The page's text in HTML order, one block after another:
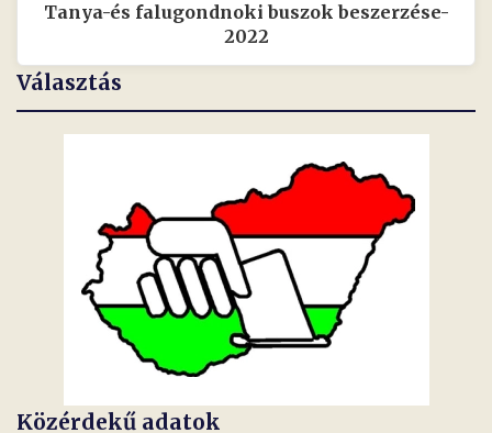
Tanya-és falugondnoki buszok beszerzése-
2022
Választás
Közérdekű adatok